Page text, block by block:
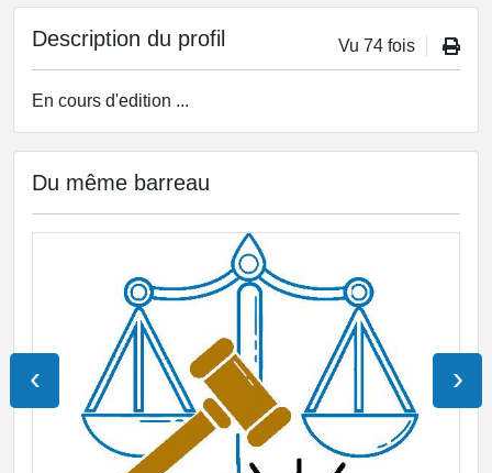
Description du profil Vu 74 fois
En cours d'edition ...
Du même barreau
‹ ›